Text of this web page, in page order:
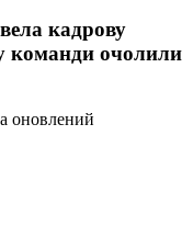
кадрову
команди очолили
оновлений